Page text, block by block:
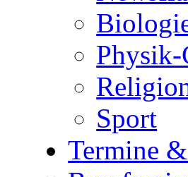
Physik-
Sport
Termine